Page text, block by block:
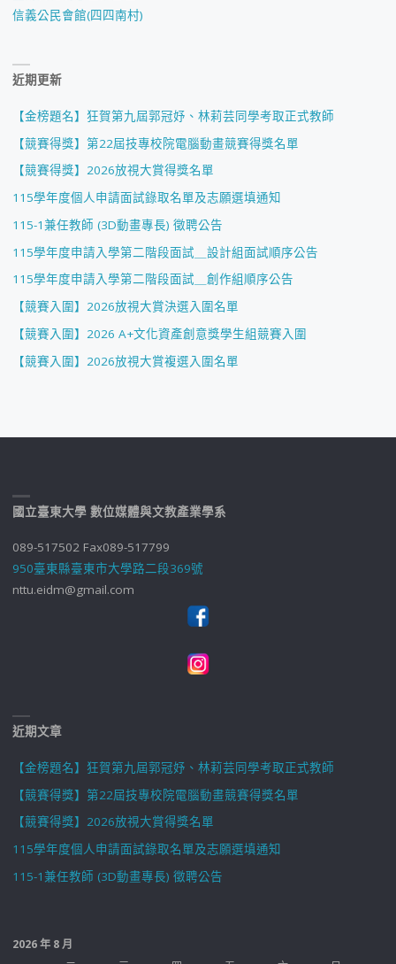
信義公民會館(四四南村)
近期更新
【金榜題名】狂賀第九屆郭冠妤、林莉芸同學考取正式教師
【競賽得獎】第22屆技專校院電腦動畫競賽得獎名單
【競賽得獎】2026放視大賞得獎名單
115學年度個人申請面試錄取名單及志願選填通知
115-1兼任教師 (3D動畫專長) 徵聘公告
115學年度申請入學第二階段面試＿設計組面試順序公告
115學年度申請入學第二階段面試＿創作組順序公告
【競賽入圍】2026放視大賞決選入圍名單
【競賽入圍】2026 A+文化資產創意獎學生組競賽入圍
【競賽入圍】2026放視大賞複選入圍名單
國立臺東大學 數位媒體與文教產業學系
089-517502 Fax089-517799
950臺東縣臺東市大學路二段369號
nttu.eidm@gmail.com
近期文章
【金榜題名】狂賀第九屆郭冠妤、林莉芸同學考取正式教師
【競賽得獎】第22屆技專校院電腦動畫競賽得獎名單
【競賽得獎】2026放視大賞得獎名單
115學年度個人申請面試錄取名單及志願選填通知
115-1兼任教師 (3D動畫專長) 徵聘公告
2026 年 8 月